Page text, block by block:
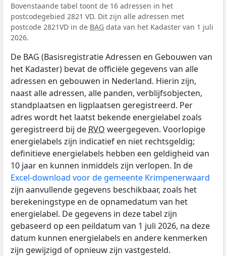
Bovenstaande tabel toont de 16 adressen in het
postcodegebied 2821 VD. Dit zijn alle adressen met
postcode 2821VD in de BAG data van het Kadaster van 1 juli
2026.
De BAG (Basisregistratie Adressen en Gebouwen van
het Kadaster) bevat de officiële gegevens van alle
adressen en gebouwen in Nederland. Hierin zijn,
naast alle adressen, alle panden, verblijfsobjecten,
standplaatsen en ligplaatsen geregistreerd. Per
adres wordt het laatst bekende energielabel zoals
geregistreerd bij de RVO weergegeven. Voorlopige
energielabels zijn indicatief en niet rechtsgeldig;
definitieve energielabels hebben een geldigheid van
10 jaar en kunnen inmiddels zijn verlopen. In de
Excel-download voor de gemeente Krimpenerwaard
zijn aanvullende gegevens beschikbaar, zoals het
berekeningstype en de opnamedatum van het
energielabel. De gegevens in deze tabel zijn
gebaseerd op een peildatum van 1 juli 2026, na deze
datum kunnen energielabels en andere kenmerken
zijn gewijzigd of opnieuw zijn vastgesteld.